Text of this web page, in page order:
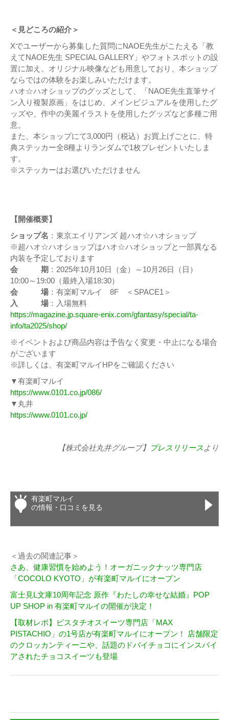
＜見どころの紹介＞
Xでユーザーから募集した質問にNAOE先生がこたえる「教
えてNAOE先生 SPECIAL GALLERY」やフォトスポットの設
置に加え、オリジナル映像なども用意しており、本ショップ
ならではの体験をお楽しみいただけます。
ハオ☆ハオショップのグッズとして、「NAOE先生直筆サイ
ン入り複製原画」をはじめ、メインビジュアルを使用したグ
ッズや、作中の美麗イラストを使用したグッズなど多種ご用
意。
また、本ショップにて3,000円（税込）お買上げごとに、特
典ステッカー全8種よりランダムで1枚プレゼントいたしま
す。
※ステッカーはお選びいただけません
【開催概要】
ショップ名 ：東京エイリアンズ 超ハオ☆ハオショップ
※超ハオ☆ハオショップはハオ☆ハオショップと一部異なる
内装を予定しております
会 期 ：2025年10月10日（金）～10月26日（日）
10:00～19:00（最終入場18:30）
会 場 ：有楽町マルイ 8F ＜SPACE1＞
入 場 ：入場無料
https://magazine.jp.square-enix.com/gfantasy/special/ta-
info/ta2025/shop/
※イベントおよび商品内容は予告なく変更・中止になる場合
がございます
※詳しくは、有楽町マルイHPをご確認ください
▼有楽町マルイ
https://www.0101.co.jp/086/
▼丸井
https://www.0101.co.jp/
【株式会社丸井グループ】 プレスリリースより
有楽町マルイ
の情報・口コミを見る
＜過去の関連記事＞
さあ、健康習慣を始めよう！オーガニックナッツ専門店
「COCOLO KYOTO」が有楽町マルイにオープン
富士見L文庫10周年記念 原作『わたしの幸せな結婚』POP
UP SHOP in 有楽町マルイの開催が決定！
【取材レポ】ピスタチオスイーツ専門店「MAX
PISTACHIO」の1号店が有楽町マルイにオープン！ 店舗限定
のクロッカンティーニや、話題のドバイチョコにインスパイ
アされたチョコスイーツも登場